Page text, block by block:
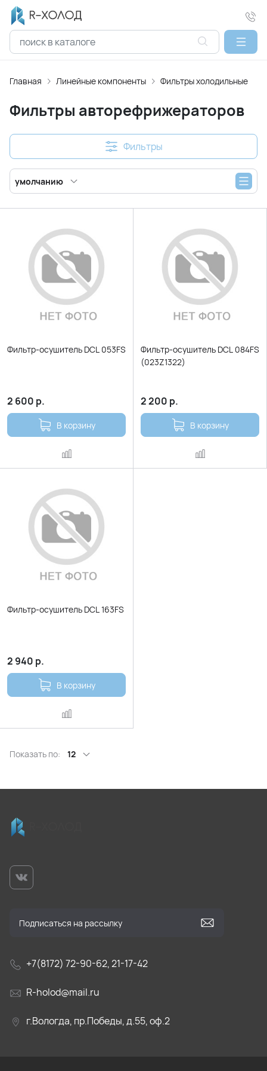
Главная Линейные компоненты Фильтры холодильные
Фильтры авторефрижераторов
Фильтры
умолчанию
Фильтр-осушитель DCL 053FS
2 600 р.
В корзину
Фильтр-осушитель DCL 084FS
(023Z1322)
2 200 р.
В корзину
Фильтр-осушитель DCL 163FS
2 940 р.
В корзину
Показать по: 12
+7(8172) 72-90-62, 21-17-42
R-holod@mail.ru
г.Вологда, пр.Победы, д.55, оф.2